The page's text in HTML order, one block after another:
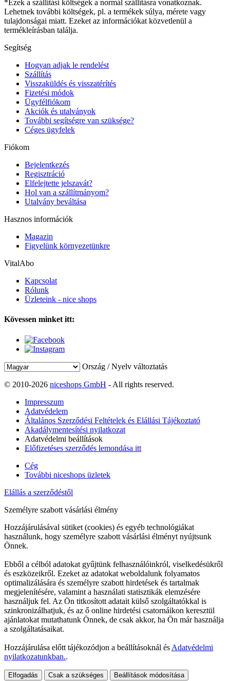
*Ezek a szállítási költségek a normál szállításra vonatkoznak.
Lehetnek további költségek, pl. a termékek súlya, mérete vagy
tulajdonságai miatt. Ezeket az információkat közvetlenül a
termékleírásban találja.
Segítség
Hogyan adjak le rendelést
Szállítás
Visszaküldés és visszatérítés
Fizetési módok
Ügyfélfiókom
Akciók és utalványok
További segítségre van szüksége?
Céges ügyfelek
Fiókom
Bejelentkezés
Regisztráció
Elfelejtette jelszavát?
Hol van a szállítmányom?
Utalvány beváltása
Hasznos információk
Magazin
Figyelünk környezetünkre
VitalAbo
Kapcsolat
Rólunk
Üzleteink - nice shops
Kövessen minket itt:
Ország / Nyelv változtatás
© 2010-2026 niceshops GmbH - All rights reserved.
Impresszum
Adatvédelem
Általános Szerződési Feltételek és Elállási Tájékoztató
Akadálymentesítési nyilatkozat
Adatvédelmi beállítások
Előfizetéses szerződés lemondása itt
Cég
További niceshops üzletek
Elállás a szerződéstől
Személyre szabott vásárlási élmény
Hozzájárulásával sütiket (cookies) és egyéb technológiákat
használunk, hogy személyre szabott vásárlási élményt nyújtsunk
Önnek.
Ebből a célból adatokat gyűjtünk felhasználóinkról, viselkedésükről
és eszközeikről. Ezeket az adatokat weboldalunk folyamatos
optimalizálására és személyre szabott hirdetések és tartalmak
megjelenítésére, valamint a használati statisztikák elemzésére
használjuk fel. Az Ön titkosított adatait külső szolgáltatókkal is
szinkronizálhatjuk, és az ő online hirdetési csatornáikon keresztül
ajánlatokat mutathatunk Önnek, de csak akkor, ha Ön már használja
a szolgáltatásaikat.
Hozzájárulása előtt tájékozódjon a beállításoknál és Adatvédelmi
nyilatkozatunkban..
Elfogadás Csak a szükséges Beállítások módosítása